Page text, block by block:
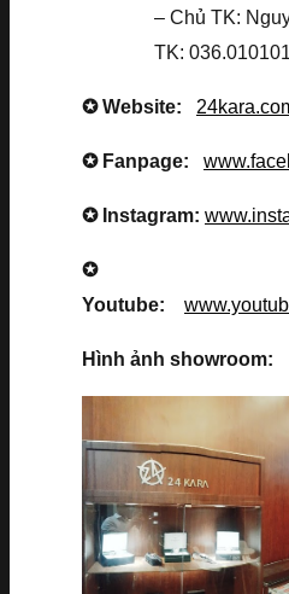
– Chủ TK:
TK:
✪ Website:
✪ Fanpage:
✪ Instagram:
✪
Youtube:
Hình ảnh showroom: